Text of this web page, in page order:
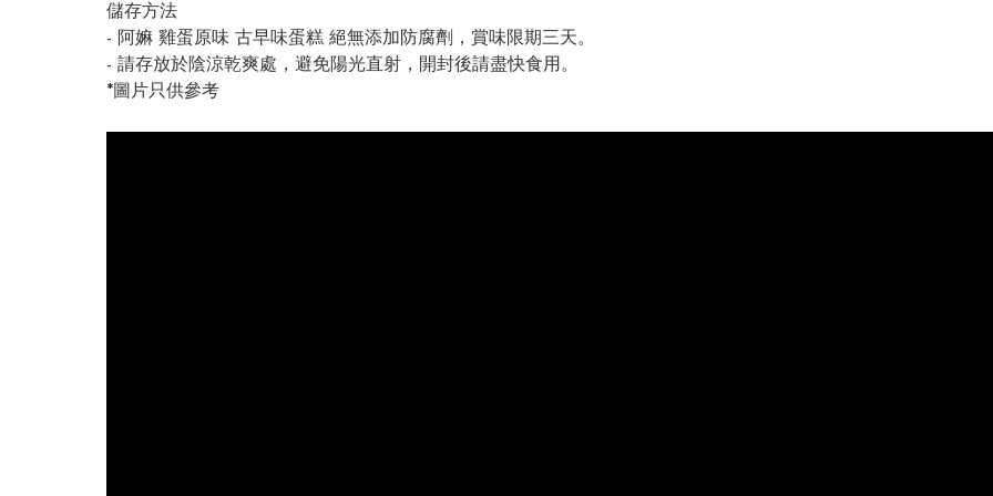
儲存方法
- 阿嫲 雞蛋原味 古早味蛋糕 絕無添加防腐劑，賞味限期三天。
- 請存放於陰涼乾爽處，避免陽光直射，開封後請盡快食用。
*圖片只供參考